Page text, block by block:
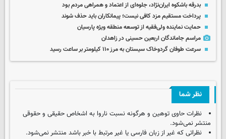
بدرقه باشکوه ایران‌نژاد، جلوه‌ای از اعتماد و همراهی مردم بود
پرداخت مستقیم مزد کافی نیست؛ پیمانکاران باید حذف شوند
حمایت نماینده ولی‌فقیه از توسعه منطقه ویژه پارسیان
مراسم جاماندگان اربعین حسینی در زاهدان
سرعت طوفان گردوخاک سیستان به مرز ۱۱۰ کیلومتر بر ساعت رسید
نظر شما
نظرات حاوی توهین و هرگونه نسبت ناروا به اشخاص حقیقی و حقوقی
منتشر نمی‌شود.
نظراتی که غیر از زبان فارسی یا غیر مرتبط با خبر باشد منتشر نمی‌شود.